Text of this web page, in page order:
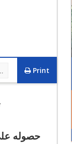
Print
4613
حصوله
فيديو تعريفي